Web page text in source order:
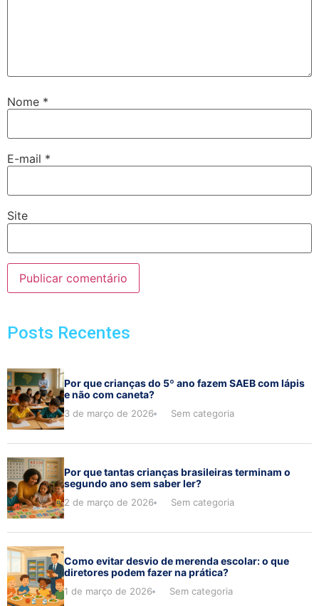
Nome *
E-mail *
Site
Posts Recentes
Por que crianças do 5º ano fazem SAEB com lápis
e não com caneta?
3 de março de 2026 Sem categoria
Por que tantas crianças brasileiras terminam o
segundo ano sem saber ler?
2 de março de 2026 Sem categoria
Como evitar desvio de merenda escolar: o que
diretores podem fazer na prática?
1 de março de 2026 Sem categoria